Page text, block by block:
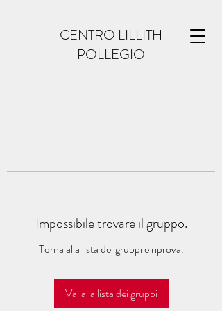
CENTRO LILLITH
POLLEGIO
Impossibile trovare il gruppo.
Torna alla lista dei gruppi e riprova.
Vai alla lista dei gruppi